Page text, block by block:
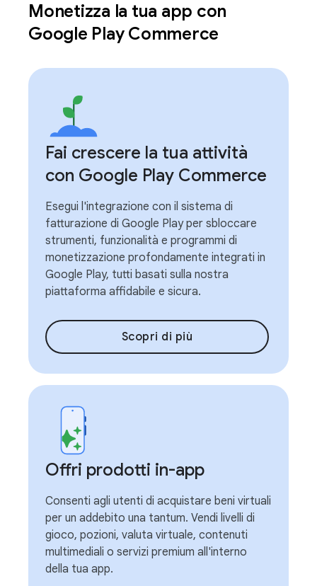
Monetizza la tua app con
Google Play Commerce
Fai crescere la tua attività
con Google Play Commerce
Esegui l'integrazione con il sistema di
fatturazione di Google Play per sbloccare
strumenti, funzionalità e programmi di
monetizzazione profondamente integrati in
Google Play, tutti basati sulla nostra
piattaforma affidabile e sicura.
Scopri di più
Offri prodotti in-app
Consenti agli utenti di acquistare beni virtuali
per un addebito una tantum. Vendi livelli di
gioco, pozioni, valuta virtuale, contenuti
multimediali o servizi premium all'interno
della tua app.